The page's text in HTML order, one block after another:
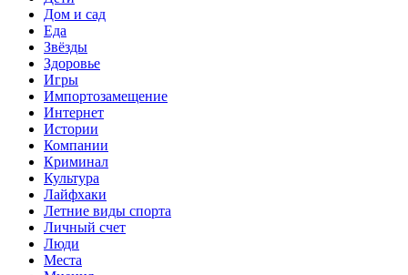
Дом и сад
Еда
Звёзды
Здоровье
Игры
Импортозамещение
Интернет
Истории
Компании
Криминал
Культура
Лайфхаки
Летние виды спорта
Личный счет
Люди
Места